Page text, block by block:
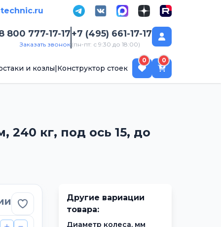
800 777-17-17
Заказать звонок
+7 (495) 661-17-17
(пн-пт: с 9:30 до 18:00)
и козлы|Конструктор стоек
0 0
240 кг, под ось 15, до
Добавить в избранное
Другие вариации
товара:
Диаметр колеса, мм